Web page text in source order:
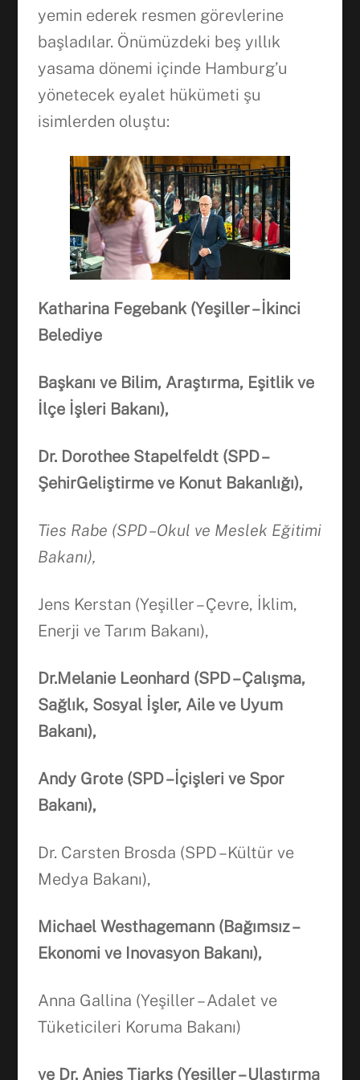
yemin ederek resmen görevlerine
başladılar. Önümüzdeki beş yıllık
yasama dönemi içinde Hamburg’u
yönetecek eyalet hükümeti şu
isimlerden oluştu:
Katharina Fegebank (Yeşiller – İkinci
Belediye
Başkanı ve Bilim, Araştırma, Eşitlik ve
İlçe İşleri Bakanı),
Dr. Dorothee Stapelfeldt (SPD –
ŞehirGeliştirme ve Konut Bakanlığı),
Ties Rabe (SPD –Okul ve Meslek Eğitimi
Bakanı),
Jens Kerstan (Yeşiller – Çevre, İklim,
Enerji ve Tarım Bakanı),
Dr.Melanie Leonhard (SPD – Çalışma,
Sağlık, Sosyal İşler, Aile ve Uyum
Bakanı),
Andy Grote (SPD –İçişleri ve Spor
Bakanı),
Dr. Carsten Brosda (SPD –Kültür ve
Medya Bakanı),
Michael Westhagemann (Bağımsız –
Ekonomi ve Inovasyon Bakanı),
Anna Gallina (Yeşiller – Adalet ve
Tüketicileri Koruma Bakanı)
ve Dr. Anjes Tjarks (Yeşiller – Ulaştırma